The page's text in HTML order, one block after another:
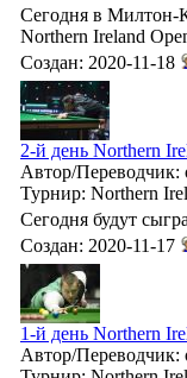
Сегодня в Милтон-
Northern Ireland
Создан: 2020-11-18
2-й день Northern
Автор/Переводчик:
Турнир: Northern
Сегодня будут
Создан: 2020-11-17
1-й день Northern
Автор/Переводчик: